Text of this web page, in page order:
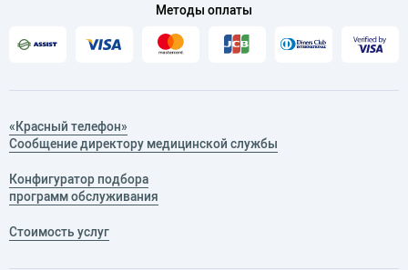
Методы оплаты
«Красный телефон»
Сообщение директору медицинской службы
Конфигуратор подбора
программ обслуживания
Стоимость услуг